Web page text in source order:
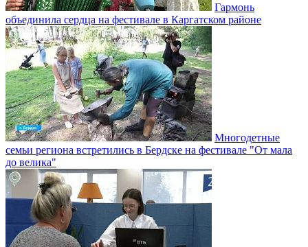
Гармонь
объединила сердца на фестивале в Каргатском районе
Многодетные
семьи региона встретились в Бердске на фестивале "От мала
до велика"